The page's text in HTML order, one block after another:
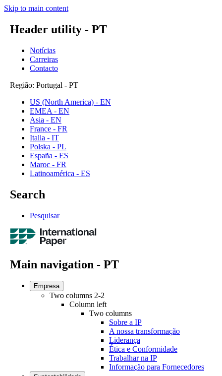
Skip to main content
Header utility - PT
Notícias
Carreiras
Contacto
Região: Portugal - PT
US (North America) - EN
EMEA - EN
Asia - EN
France - FR
Italia - IT
Polska - PL
España - ES
Maroc - FR
Latinoamérica - ES
Search
Pesquisar
Main navigation - PT
Empresa
Two columns 2-2
Column left
Two columns
Sobre a IP
A nossa transformação
Liderança
Ética e Conformidade
Trabalhar na IP
Informação para Fornecedores